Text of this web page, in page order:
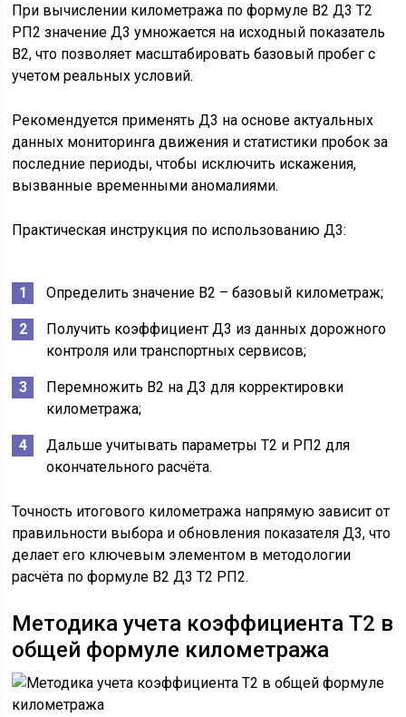
При вычислении километража по формуле В2 Д3 Т2
РП2 значение Д3 умножается на исходный показатель
В2, что позволяет масштабировать базовый пробег с
учетом реальных условий.
Рекомендуется применять Д3 на основе актуальных
данных мониторинга движения и статистики пробок за
последние периоды, чтобы исключить искажения,
вызванные временными аномалиями.
Практическая инструкция по использованию Д3:
Определить значение В2 – базовый километраж;
Получить коэффициент Д3 из данных дорожного
контроля или транспортных сервисов;
Перемножить В2 на Д3 для корректировки
километража;
Дальше учитывать параметры Т2 и РП2 для
окончательного расчёта.
Точность итогового километража напрямую зависит от
правильности выбора и обновления показателя Д3, что
делает его ключевым элементом в методологии
расчёта по формуле В2 Д3 Т2 РП2.
Методика учета коэффициента Т2 в
общей формуле километража